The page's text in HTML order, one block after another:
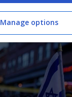
Manage options